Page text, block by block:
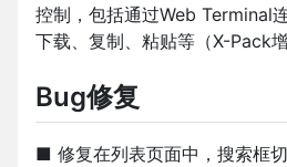
控制，包括通过Web Terminal
下载、复制、粘贴等（X-Pack增
Bug修复
■ 修复在列表页面中，搜索框